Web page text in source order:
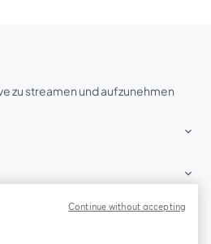
zu streamen und aufzunehmen
Continue without accepting